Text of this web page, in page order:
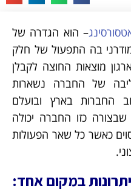
– הוא הגדרה של
בה התפעול של חלק
מוצאות החוצה לקבלן
של החברה נשארות
החברות בארץ ובועלם
שבצורה כזו החברה יכולה
כאשר כל שאר הפעולות
במקום אחד: